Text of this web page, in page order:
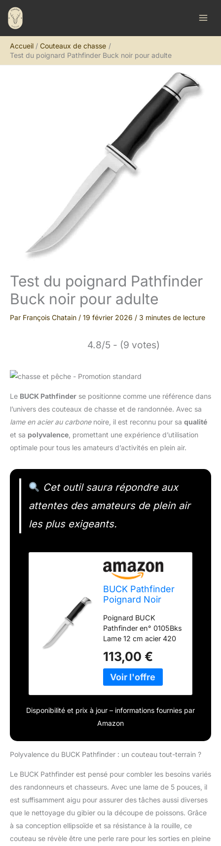
Aller
contenu
Accueil
Couteaux de chasse
Test du poignard Pathfinder Buck noir pour adulte
Test du poignard Pathfinder
Buck noir pour adulte
Par François Chatain / 19 février 2026 / 3 minutes de lecture
4.8/5 - (9 votes)
Le BUCK Pathfinder se positionne comme une référence dans
l’univers des couteaux de chasse et de randonnée. Avec sa
lame en acier au carbonenoire, il est reconnu pour sa qualité
et sa polyvalence , promettant une expérience d’utilisation
optimale pour tous les amateurs d’activités en plein air.
Cet outil saura répondre aux
attentes des amateurs de plein air
les plus exigeants.
BUCK Pathfinder
Poignard Noir
Poignard BUCK
Pathfinder en° 0105Bks
Lame 12 cm acier 420
113,00 €
Disponibilité et prix à jour – informations fournies par
Amazon
Polyvalence du BUCK Pathfinder : un couteau tout-terrain ?
Le BUCK Pathfinder est pensé pour combler les besoins variés
des randonneurs et chasseurs. Avec une lame de 5 pouces, il
est suffisamment aigu pour assurer des tâches aussi diverses
que le nettoyage du gibier ou la découpe de poissons. Grâce
à sa conception ellipsoïde et sa résistance à la rouille, ce
couteau se révèle être une perle rare pour les sorties en pleine
R
e
h